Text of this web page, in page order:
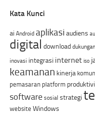
Kata Kunci
ai Android aplikasi audiens
digital download dukungan
inovasi integrasi internet iso
keamanan kinerja
pemasaran platform
software sosial strategi
website Windows